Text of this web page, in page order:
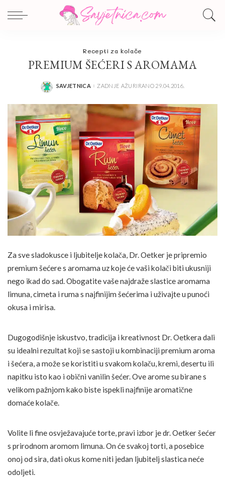
Recepti za kolače
PREMIUM ŠEĆERI S AROMAMA
POSTED
SAVJETNICA ZADNJE AŽURIRANO 29.04.2016.
Za sve sladokusce i ljubitelje kolača, Dr. Oetker je pripremio
premium šećere s aromama uz koje će vaši kolači biti ukusniji
nego ikad do sad. Obogatite vaše najdraže slastice aromama
limuna, cimeta i ruma s najfinijim šećerima i uživajte u punoći
okusa i mirisa.
Dugogodišnje iskustvo, tradicija i kreativnost Dr. Oetkera dali
su idealni rezultat koji se sastoji u kombinaciji premium aroma
i šećera, a može se koristiti u svakom kolaču, kremi, desertu ili
napitku isto kao i obični vanilin šećer. Ove arome su birane s
velikom pažnjom kako biste ispekli najfinije aromatične
domaće kolače.
Volite li fine osvježavajuće torte, pravi izbor je dr. Oetker šećer
s prirodnom aromom limuna. On će svakoj torti, a posebice
onoj od sira, dati okus kome niti jedan ljubitelj slastica neće
odoljeti.